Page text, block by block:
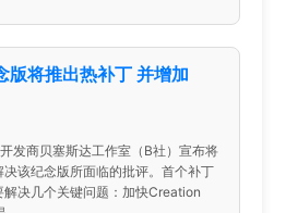
版将推出热补丁 并增加
发商贝塞斯达工作室（B社）宣布将
该纪念版所面临的批评。首个补丁
决几个关键问题：加快Creation